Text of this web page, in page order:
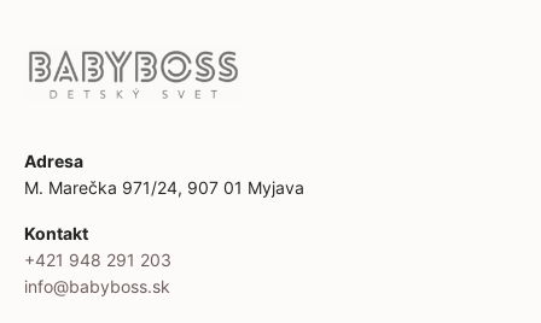
Adresa
M. Marečka 971/24, 907 01 Myjava
Kontakt
+421 948 291 203
info@babyboss.sk